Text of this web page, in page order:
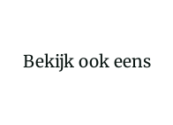
Bekijk ook eens